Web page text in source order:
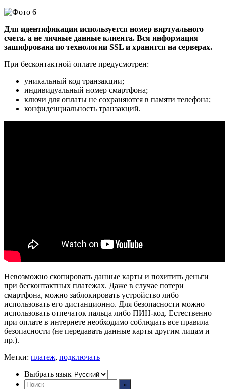
Для идентификации используется номер виртуального
счета. а не личные данные клиента. Вся информация
зашифрована по технологии SSL и хранится на серверах.
При бесконтактной оплате предусмотрен:
уникальный код транзакции;
индивидуальный номер смартфона;
ключи для оплаты не сохраняются в памяти телефона;
конфиденциальность транзакций.
Невозможно скопировать данные карты и похитить деньги
при бесконтактных платежах. Даже в случае потери
смартфона, можно заблокировать устройство либо
использовать его дистанционно. Для безопасности можно
использовать отпечаток пальца либо ПИН-код. Естественно
при оплате в интернете необходимо соблюдать все правила
безопасности (не передавать данные карты другим лицам и
пр.).
Метки: платеж, подключать
Выбрать язык